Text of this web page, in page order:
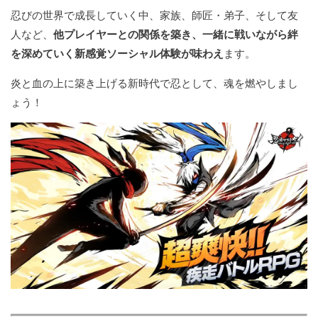
忍びの世界で成長していく中、家族、師匠・弟子、そして友
人など、 他プレイヤーとの関係を築き、一緒に戦いながら絆
を深めていく新感覚ソーシャル体験が味わえ ます。
炎と血の上に築き上げる新時代で忍として、魂を燃やしまし
ょう！